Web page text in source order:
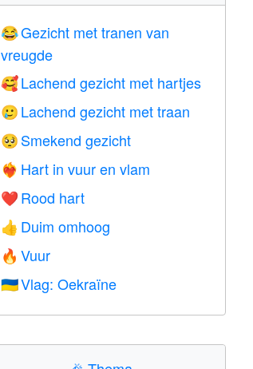
😂Gezicht met tranen van
vreugde
🥰 Lachend gezicht met hartjes
🥲 Lachend gezicht met traan
🥺 Smekend gezicht
❤️‍🔥 Hart in vuur en vlam
❤️ Rood hart
👍 Duim omhoog
🔥 Vuur
🇺🇦Vlag: Oekraïne